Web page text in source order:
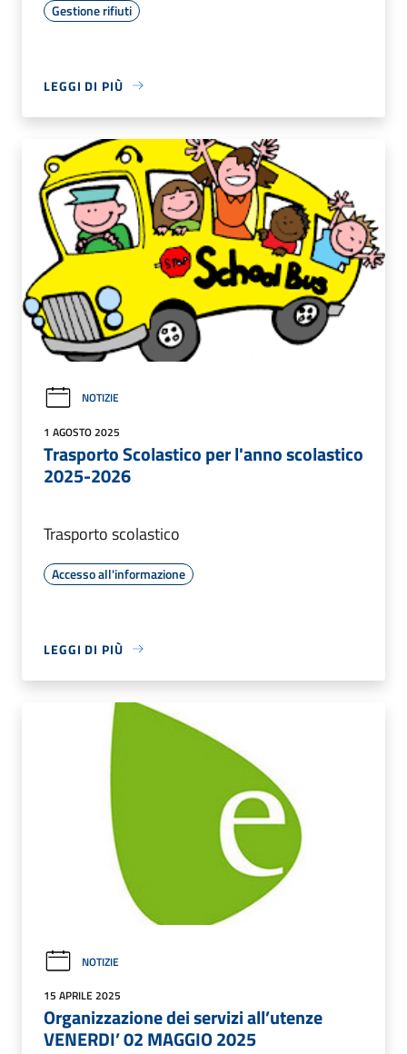
Gestione rifiuti
LEGGI DI PIÙ
NOTIZIE
1 AGOSTO 2025
Trasporto Scolastico per l'anno scolastico
2025-2026
Trasporto scolastico
Accesso all'informazione
LEGGI DI PIÙ
NOTIZIE
15 APRILE 2025
Organizzazione dei servizi all’utenze
VENERDI’ 02 MAGGIO 2025